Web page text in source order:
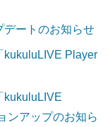
デートのお知らせ
kukuluLIVE Player
kukuluLIVE
ンアップのお知ら